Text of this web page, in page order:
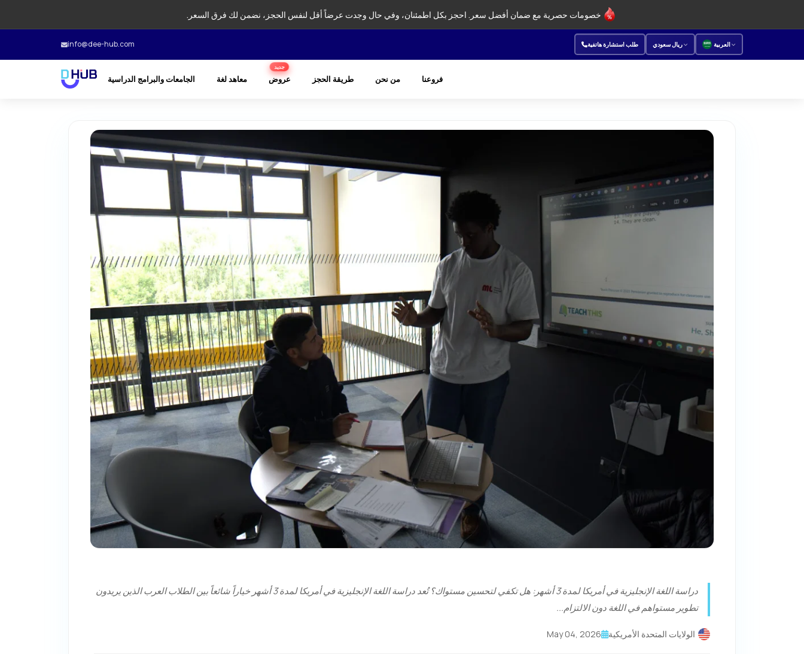
خصومات حصرية مع ضمان أفضل سعر. احجز بكل اطمئنان، وفي حال وجدت عرضاً أقل لنفس الحجز، نضمن لك فرق السعر.
info@dee-hub.com طلب استشارة هاتفية ريال سعودي العربية
الجامعات والبرامج الدراسية معاهد لغة عروض
جديد
طريقة الحجز من نحن فروعنا
دراسة اللغة الإنجليزية في أمريكا لمدة 3 أشهر: هل تكفي لتحسين مستواك؟ تُعد دراسة اللغة الإنجليزية في أمريكا لمدة 3 أشهر خياراً شائعاً بين الطلاب العرب الذين يريدون
تطوير مستواهم في اللغة دون الالتزام...
الولايات المتحدة الأمريكية May 04, 2026